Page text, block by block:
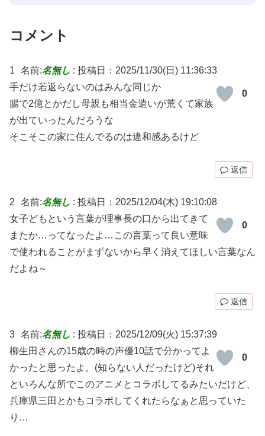
コメント
1 名前:名無し : 投稿日：2025/11/30(日) 11:36:33
0
手だけ若返らないのはみんな同じか
腸で2億とかだし母親も相当金遣いが荒くて家族
が出ていったんだろうな
そこそこの家に住んでるのは違和感あるけど
返信
2 名前:名無し : 投稿日：2025/12/04(木) 19:10:08
0
女子どもという言葉が理事長の口から出てきて
またか…ってなったよ…この言葉って良い意味
で使われることがまずないから早く消えてほしい言葉なん
だよね～
返信
3 名前:名無し : 投稿日：2025/12/09(火) 15:37:39
0
柳生田さんの15歳の時の声優10話で分かってよ
かったと思ったよ。(知らない人だったけど)それ
といろんな所でこのアニメとコラボしてるみたいだけど、
兵庫県三田とかもコラボしてくれたらなぁと思っていた
り…